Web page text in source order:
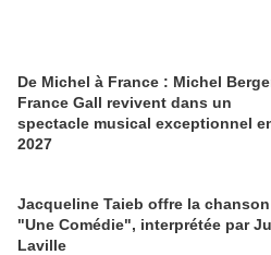
De Michel à France : Michel
France Gall revivent dans un
spectacle musical exceptionnel
2027
Jacqueline Taieb offre la chanson
"Une Comédie", interprétée par
Laville